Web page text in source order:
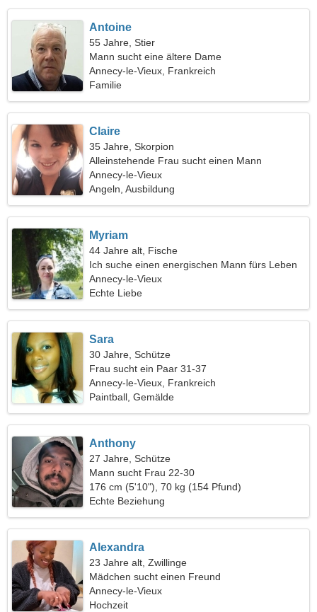
Antoine
55 Jahre, Stier
Mann sucht eine ältere Dame
Annecy-le-Vieux, Frankreich
Familie
Claire
35 Jahre, Skorpion
Alleinstehende Frau sucht einen Mann
Annecy-le-Vieux
Angeln, Ausbildung
Myriam
44 Jahre alt, Fische
Ich suche einen energischen Mann fürs Leben
Annecy-le-Vieux
Echte Liebe
Sara
30 Jahre, Schütze
Frau sucht ein Paar 31-37
Annecy-le-Vieux, Frankreich
Paintball, Gemälde
Anthony
27 Jahre, Schütze
Mann sucht Frau 22-30
176 cm (5'10"), 70 kg (154 Pfund)
Echte Beziehung
Alexandra
23 Jahre alt, Zwillinge
Mädchen sucht einen Freund
Annecy-le-Vieux
Hochzeit